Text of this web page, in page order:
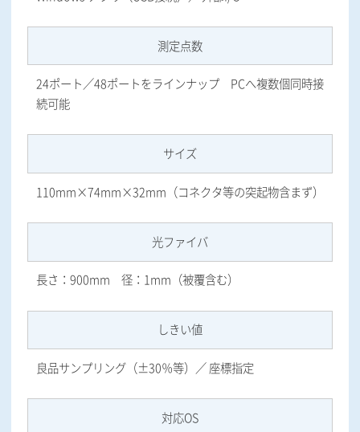
測定点数
24ポート／48ポートをラインナップ PCへ複数個同時接
続可能
サイズ
110mm×74mm×32mm（コネクタ等の突起物含まず）
光ファイバ
長さ：900mm 径：1mm（被覆含む）
しきい値
良品サンプリング（±30％等）／ 座標指定
対応OS